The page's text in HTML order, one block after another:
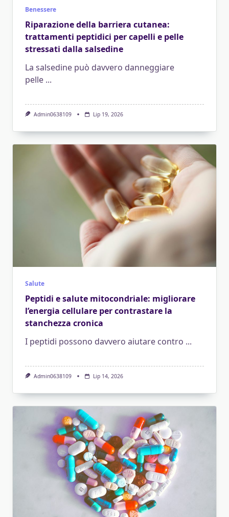
Benessere
Riparazione della barriera cutanea:
trattamenti peptidici per capelli e pelle
stressati dalla salsedine
La salsedine può davvero danneggiare
pelle ...
Admin0638109 Lip 19, 2026
Salute
Peptidi e salute mitocondriale: migliorare
l’energia cellulare per contrastare la
stanchezza cronica
I peptidi possono davvero aiutare contro ...
Admin0638109 Lip 14, 2026